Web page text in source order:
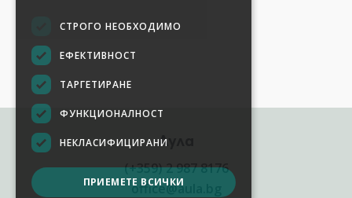
Аула
(+359) 2 987 8176
office@aula.bg
СТРОГО НЕОБХОДИМО
ЕФЕКТИВНОСТ
ТАРГЕТИРАНЕ
ФУНКЦИОНАЛНОСТ
НЕКЛАСИФИЦИРАНИ
ПРИЕМЕТЕ ВСИЧКИ